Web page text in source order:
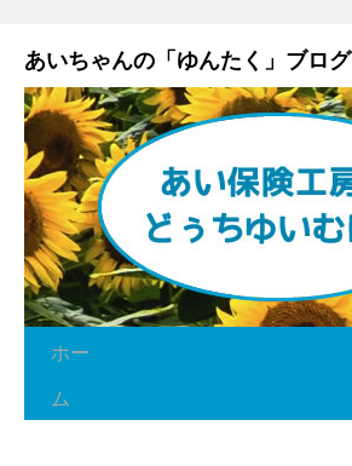
あいちゃんの「ゆんたく」ブログ
ホー
ム